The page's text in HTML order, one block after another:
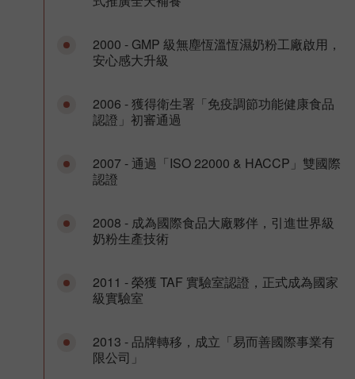
2000 - GMP 級無塵恆溫恆濕奶粉工廠啟用，
安心感大升級
2006 - 獲得衛生署「免疫調節功能健康食品
認證」初審通過
2007 - 通過「ISO 22000 & HACCP」雙國際
認證
2008 - 成為國際食品大廠夥伴，引進世界級
奶粉生產技術
2011 - 榮獲 TAF 實驗室認證，正式成為國家
級實驗室
2013 - 品牌轉移，成立「易而善國際事業有
限公司」